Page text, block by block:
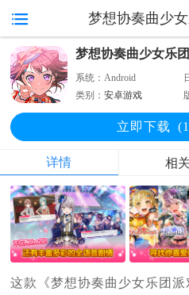
梦想协奏曲少
梦想协奏曲少女乐
系统：Android
类别：安卓游戏
立即下载
详情 相关
这款《梦想协奏曲少女乐团